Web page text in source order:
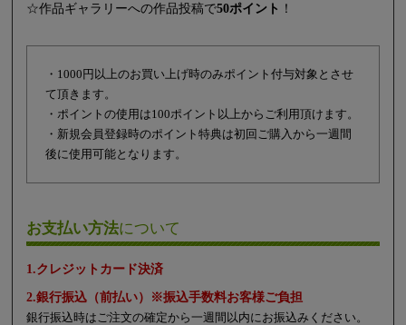
☆作品ギャラリーへの作品投稿で50ポイント ！
・1000円以上のお買い上げ時のみポイント付与対象とさせ
て頂きます。
・ポイントの使用は100ポイント以上からご利用頂けます。
・新規会員登録時のポイント特典は初回ご購入から一週間
後に使用可能となります。
お支払い方法について
1.クレジットカード決済
2.銀行振込（前払い）※振込手数料お客様ご負担
銀行振込時はご注文の確定から一週間以内にお振込みください。